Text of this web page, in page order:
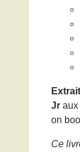
Jr aux
on
Ce